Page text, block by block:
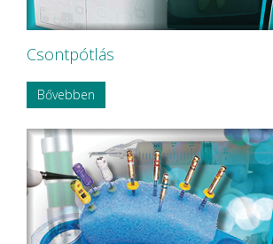
Csontpótlás
Bővebben